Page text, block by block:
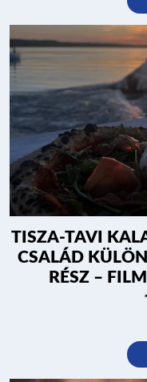
TISZA-TAVI
CSALÁD
RÉSZ –